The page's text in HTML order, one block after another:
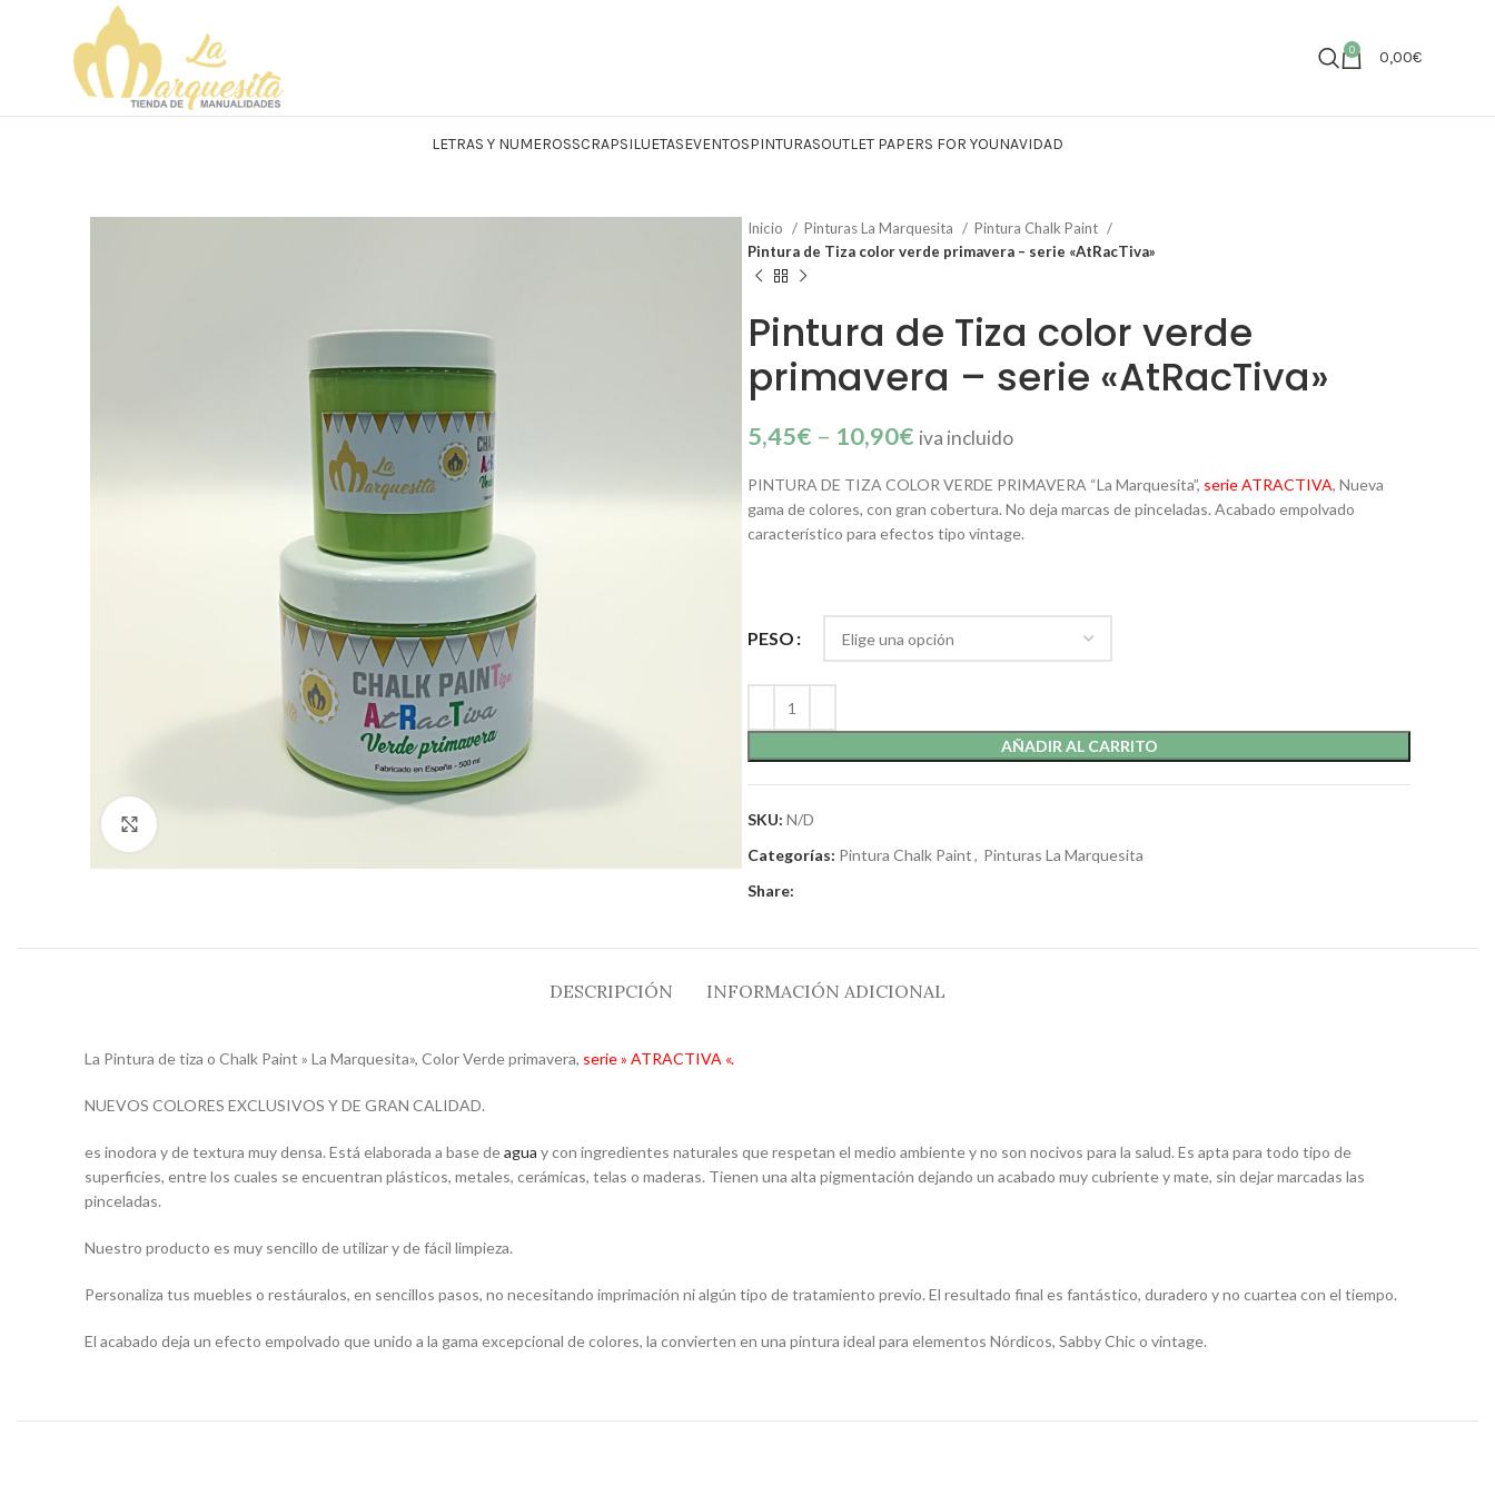
0 0,00€
LETRAS Y NUMEROSSCRAPSILUETASEVENTOSPINTURASOUTLET PAPERS FOR YOUNAVIDAD
Inicio Pinturas La Marquesita
Pintura Chalk Paint
Pintura de Tiza color verde primavera – serie «AtRacTiva»
Pintura de Tiza color verde
primavera – serie «AtRacTiva»
5,45€ – 10,90€ iva incluido
PINTURA DE TIZA COLOR VERDE PRIMAVERA “La Marquesita”, serie ATRACTIVA, Nueva
gama de colores, con gran cobertura. No deja marcas de pinceladas. Acabado empolvado
característico para efectos tipo vintage.
PESO
AÑADIR AL CARRITO
SKU: N/D
Categorías: Pintura Chalk Paint, Pinturas La Marquesita
Share:
DESCRIPCIÓN INFORMACIÓN ADICIONAL
La Pintura de tiza o Chalk Paint » La Marquesita», Color Verde primavera, serie » ATRACTIVA «.
NUEVOS COLORES EXCLUSIVOS Y DE GRAN CALIDAD.
es inodora y de textura muy densa. Está elaborada a base deagua y con ingredientes naturales que respetan el medio ambiente y no son nocivos para la salud. Es apta para todo tipo de
superficies, entre los cuales se encuentran plásticos, metales, cerámicas, telas o maderas. Tienen una alta pigmentación dejando un acabado muy cubriente y mate, sin dejar marcadas las
pinceladas.
Nuestro producto es muy sencillo de utilizar y de fácil limpieza.
Personaliza tus muebles o restáuralos, en sencillos pasos, no necesitando imprimación ni algún tipo de tratamiento previo. El resultado final es fantástico, duradero y no cuartea con el tiempo.
El acabado deja un efecto empolvado que unido a la gama excepcional de colores, la convierten en una pintura ideal para elementos Nórdicos, Sabby Chic o vintage.